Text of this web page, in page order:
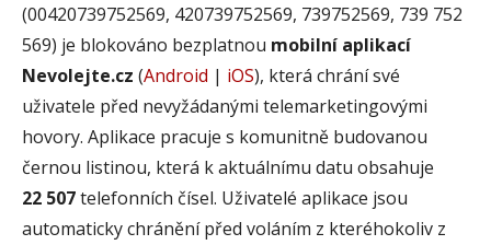
(00420739752569, 420739752569, 739752569, 739 752
569) je blokováno bezplatnou mobilní aplikací
Nevolejte.cz (Android | iOS), která chrání své
uživatele před nevyžádanými telemarketingovými
hovory. Aplikace pracuje s komunitně budovanou
černou listinou, která k aktuálnímu datu obsahuje
22 507telefonních čísel. Uživatelé aplikace jsou
automaticky chránění před voláním z kteréhokoliv z